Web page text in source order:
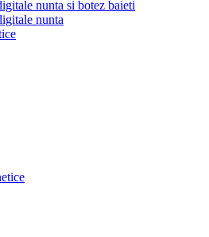
nunta si botez baieti
nunta